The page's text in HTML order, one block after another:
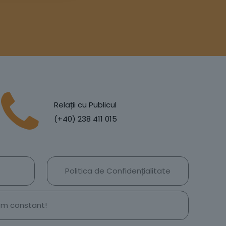
Relații cu Publicul
(+40) 238 411 015
Politica de Confidențialitate
constant!